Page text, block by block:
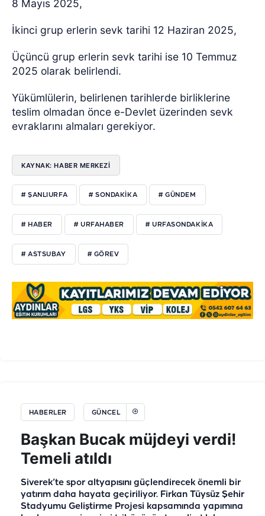
8 Mayıs 2025,
İkinci grup erlerin sevk tarihi 12 Haziran 2025,
Üçüncü grup erlerin sevk tarihi ise 10 Temmuz
2025 olarak belirlendi.
Yükümlülerin, belirlenen tarihlerde birliklerine
teslim olmadan önce e-Devlet üzerinden sevk
evraklarını almaları gerekiyor.
KAYNAK: HABER MERKEZI
# ŞANLIURFA # SONDAKIKA # GÜNDEM
# HABER # URFAHABER # URFASONDAKIKA
# ASTSUBAY # GÖREV
HABERLER GÜNCEL
Başkan Bucak müjdeyi verdi!
Temeli atıldı
Siverek’te spor altyapısını güçlendirecek önemli bir
yatırım daha hayata geçiriliyor. Firkan Tüysüz Şehir
Stadyumu Geliştirme Projesi kapsamında yapımına